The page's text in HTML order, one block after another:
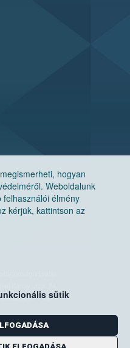
megismerheti, hogyan
Weboldalunk
élmény
kérjük, kattintson az
sütik
Hivatal
Pf. 30.
263-244